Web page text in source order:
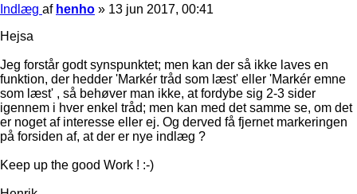
Indlæg af henho » 13 jun 2017, 00:41
Hejsa
Jeg forstår godt synspunktet; men kan der så ikke laves en
funktion, der hedder 'Markér tråd som læst' eller 'Markér emne
som læst' , så behøver man ikke, at fordybe sig 2-3 sider
igennem i hver enkel tråd; men kan med det samme se, om det
er noget af interesse eller ej. Og derved få fjernet markeringen
på forsiden af, at der er nye indlæg ?
Keep up the good Work ! :-)